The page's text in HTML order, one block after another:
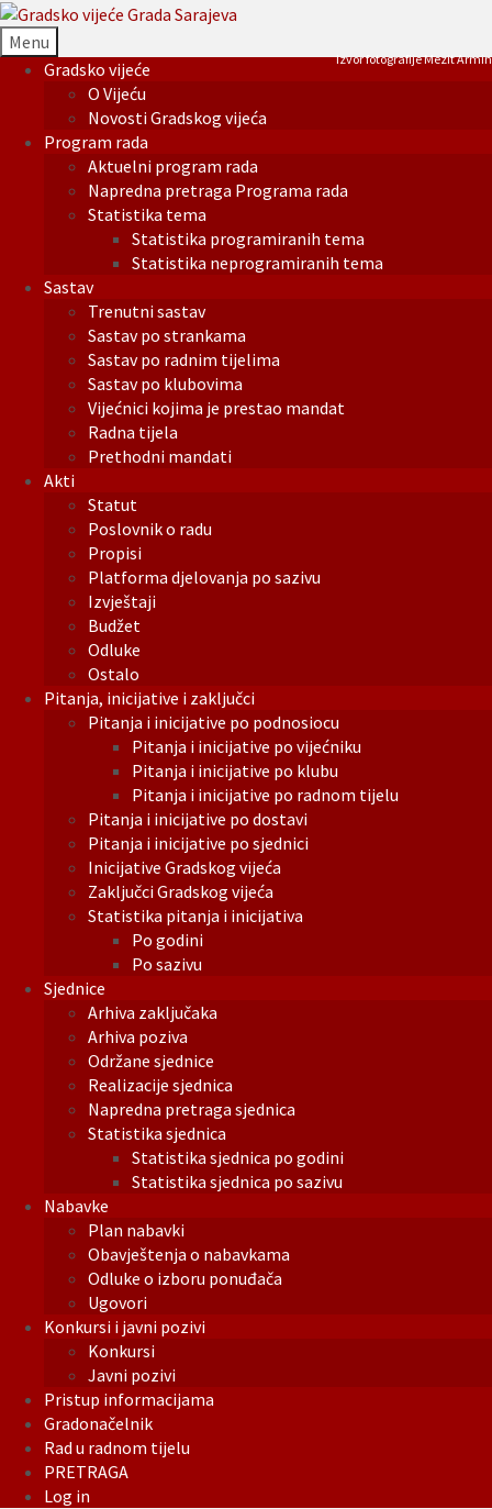
Menu
Gradsko vijeće
O Vijeću
Novosti Gradskog vijeća
Program rada
Aktuelni program rada
Napredna pretraga Programa rada
Statistika tema
Statistika programiranih tema
Statistika neprogramiranih tema
Sastav
Trenutni sastav
Sastav po strankama
Sastav po radnim tijelima
Sastav po klubovima
Vijećnici kojima je prestao mandat
Radna tijela
Prethodni mandati
Akti
Statut
Poslovnik o radu
Propisi
Platforma djelovanja po sazivu
Izvještaji
Budžet
Odluke
Ostalo
Pitanja, inicijative i zaključci
Pitanja i inicijative po podnosiocu
Pitanja i inicijative po vijećniku
Pitanja i inicijative po klubu
Pitanja i inicijative po radnom tijelu
Pitanja i inicijative po dostavi
Pitanja i inicijative po sjednici
Inicijative Gradskog vijeća
Zaključci Gradskog vijeća
Statistika pitanja i inicijativa
Po godini
Po sazivu
Sjednice
Arhiva zaključaka
Arhiva poziva
Održane sjednice
Realizacije sjednica
Napredna pretraga sjednica
Statistika sjednica
Statistika sjednica po godini
Statistika sjednica po sazivu
Nabavke
Plan nabavki
Obavještenja o nabavkama
Odluke o izboru ponuđača
Ugovori
Konkursi i javni pozivi
Konkursi
Javni pozivi
Pristup informacijama
Gradonačelnik
Rad u radnom tijelu
PRETRAGA
Log in
Izvor fotografije Mezit Armin